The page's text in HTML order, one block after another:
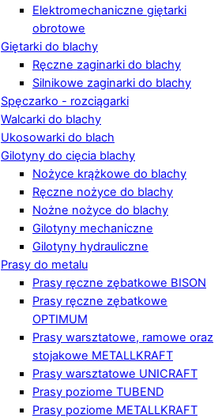
Elektromechaniczne giętarki
obrotowe
Giętarki do blachy
Ręczne zaginarki do blachy
Silnikowe zaginarki do blachy
Spęczarko - rozciągarki
Walcarki do blachy
Ukosowarki do blach
Gilotyny do cięcia blachy
Nożyce krążkowe do blachy
Ręczne nożyce do blachy
Nożne nożyce do blachy
Gilotyny mechaniczne
Gilotyny hydrauliczne
Prasy do metalu
Prasy ręczne zębatkowe BISON
Prasy ręczne zębatkowe
OPTIMUM
Prasy warsztatowe, ramowe oraz
stojakowe METALLKRAFT
Prasy warsztatowe UNICRAFT
Prasy poziome TUBEND
Prasy poziome METALLKRAFT